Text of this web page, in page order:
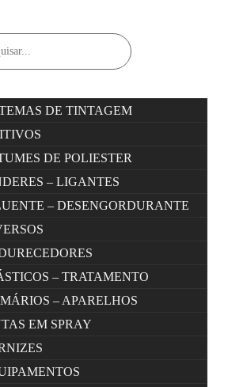
DE TINTAGEM
DE POLIESTER
– LIGANTES
– DESENGORDURANTE
– TRATAMENTO
– APARELHOS
EM SPRAY